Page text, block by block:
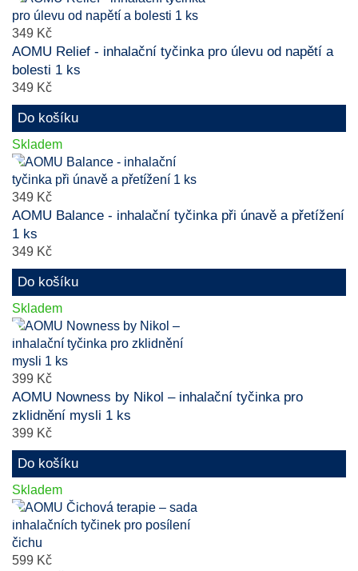
349 Kč
AOMU Relief - inhalační tyčinka pro úlevu od napětí a
bolesti 1 ks
349 Kč
Do košíku
Skladem
349 Kč
AOMU Balance - inhalační tyčinka při únavě a přetížení
1 ks
349 Kč
Do košíku
Skladem
399 Kč
AOMU Nowness by Nikol – inhalační tyčinka pro
zklidnění mysli 1 ks
399 Kč
Do košíku
Skladem
599 Kč